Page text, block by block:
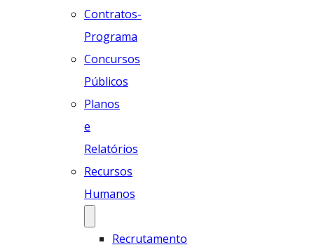
Contratos-
Programa
Concursos
Públicos
Planos
e
Relatórios
Recursos
Humanos
Recrutamento